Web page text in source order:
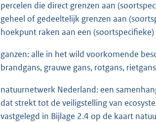
percelen die direct grenzen aan
geheel of gedeeltelijk grenzen aan
hoekpunt raken aan een
ganzen: alle in het wild voorkomende
brandgans, grauwe gans, rotgans,
natuurnetwerk Nederland: een
dat strekt tot de veiligstelling van
vastgelegd in Bijlage 2.4 op de kaart